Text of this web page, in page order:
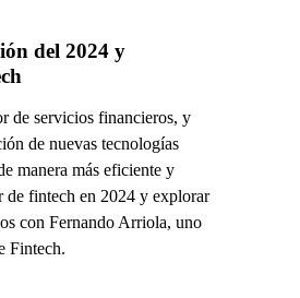
del 2024 y
de servicios financieros, y
de nuevas tecnologías
manera más eficiente y
de fintech en 2024 y explorar
con Fernando Arriola, uno
Fintech.